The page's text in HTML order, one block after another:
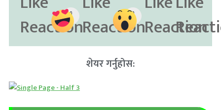
0 0
शेयर गर्नुहोस: